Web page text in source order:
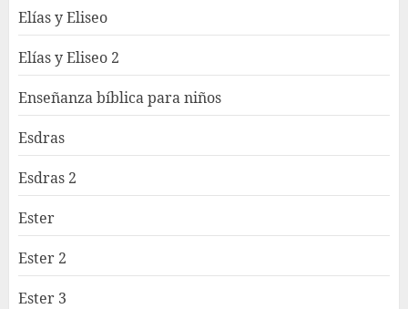
Elías y Eliseo
Elías y Eliseo 2
Enseñanza bíblica para niños
Esdras
Esdras 2
Ester
Ester 2
Ester 3